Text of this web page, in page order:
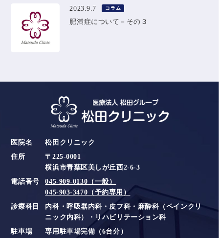
2023.9.7 コラム
肥満症について－その３
医院名
松田クリニック
住所
〒225-0001
横浜市青葉区美しが丘西2-6-3
電話番号
045-909-0130（一般）
045-903-3470（予約専用）
診療科目
内科・呼吸器内科・皮フ科・麻酔科（ペインクリ
ニック内科）・リハビリテーション科
駐車場
専用駐車場完備（6台分）